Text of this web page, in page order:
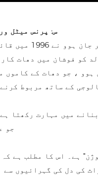
1. س: پرنس
پرنس میٹل
کو فوشان میں دھات
، جو دھات کے
کے ساتھ مربوط
میں مہارت رکھتا
جو
ہے۔ اس کا مطلب ہے
کی دل کی گہرائیوں